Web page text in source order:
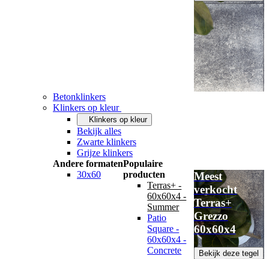
Betonklinkers
Klinkers op kleur
Klinkers op kleur
Bekijk alles
Zwarte klinkers
Grijze klinkers
Andere formaten
30x60
Populaire
producten
Terras+ -
60x60x4 -
Summer
Patio
Square -
60x60x4 -
Concrete
Meest
verkocht
Terras+
Grezzo
60x60x4
Bekijk deze tegel